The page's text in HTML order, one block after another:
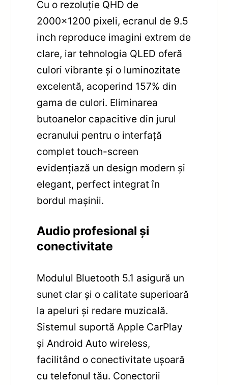
Cu o rezoluție QHD de
2000×1200 pixeli, ecranul de 9.5
inch reproduce imagini extrem de
clare, iar tehnologia QLED oferă
culori vibrante și o luminozitate
excelentă, acoperind 157% din
gama de culori. Eliminarea
butoanelor capacitive din jurul
ecranului pentru o interfață
complet touch-screen
evidențiază un design modern și
elegant, perfect integrat în
bordul mașinii.
Audio profesional și
conectivitate
Modulul Bluetooth 5.1 asigură un
sunet clar și o calitate superioară
la apeluri și redare muzicală.
Sistemul suportă Apple CarPlay
și Android Auto wireless,
facilitând o conectivitate ușoară
cu telefonul tău. Conectorii